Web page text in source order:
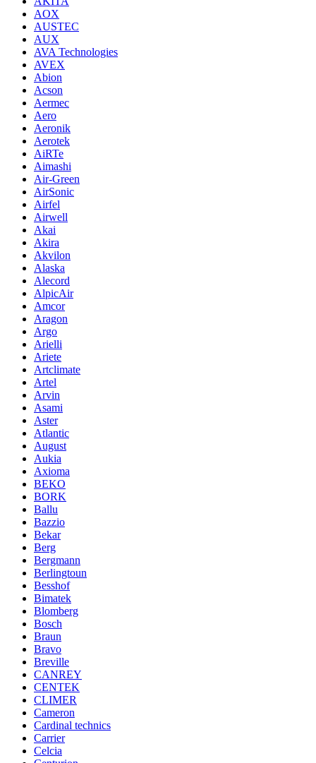
AOX
AUSTEC
AUX
AVA Technologies
AVEX
Abion
Acson
Aermec
Aero
Aeronik
Aerotek
AiRTe
Aimashi
Air-Green
AirSonic
Airfel
Airwell
Akai
Akira
Akvilon
Alaska
Alecord
AlpicAir
Amcor
Aragon
Argo
Arielli
Ariete
Artclimate
Artel
Arvin
Asami
Aster
Atlantic
August
Aukia
Axioma
BEKO
BORK
Ballu
Bazzio
Bekar
Berg
Bergmann
Berlingtoun
Besshof
Bimatek
Blomberg
Bosch
Braun
Bravo
Breville
CANREY
CENTEK
CLIMER
Cameron
Cardinal technics
Carrier
Celcia